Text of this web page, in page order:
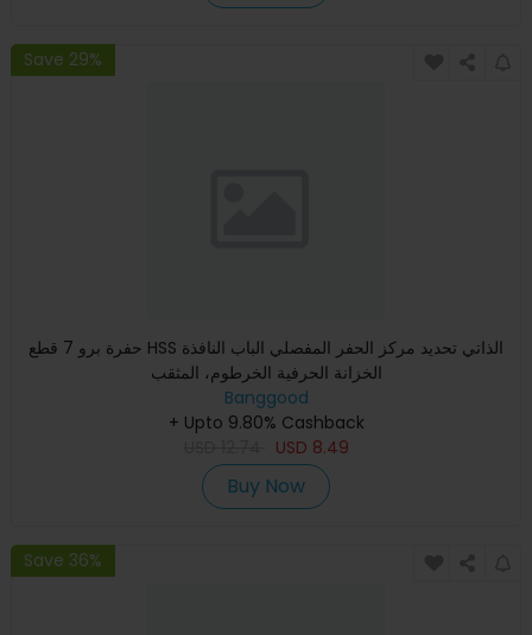
Save 29%
حفرة برو 7 قطع HSS الذاتي تحديد مركز الحفر المفصلي الباب النافذة
الخزانة الحرفية الخرطوم، المثقب
Banggood
+ Upto 9.80% Cashback
USD 8.49
Buy Now
Save 36%